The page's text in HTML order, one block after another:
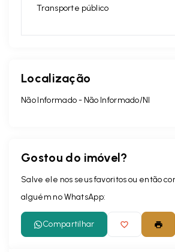
Transporte público
Localização
Não Informado - Não Informado/NI
Gostou do imóvel?
Salve ele nos seus favoritos ou então
alguém no WhatsApp:
Compartilhar